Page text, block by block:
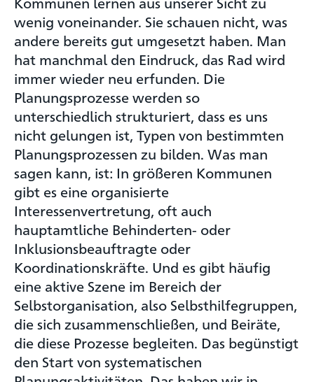
wenig voneinander. Sie schauen nicht, was
andere bereits gut umgesetzt haben. Man
hat manchmal den Eindruck, das Rad wird
immer wieder neu erfunden. Die
Planungsprozesse werden so
unterschiedlich strukturiert, dass es uns
nicht gelungen ist, Typen von bestimmten
Planungsprozessen zu bilden. Was man
sagen kann, ist: In größeren Kommunen
gibt es eine organisierte
Interessenvertretung, oft auch
hauptamtliche Behinderten- oder
Inklusionsbeauftragte oder
Koordinationskräfte. Und es gibt häufig
eine aktive Szene im Bereich der
Selbstorganisation, also Selbsthilfegruppen,
die sich zusammenschließen, und Beiräte,
die diese Prozesse begleiten. Das begünstigt
den Start von systematischen